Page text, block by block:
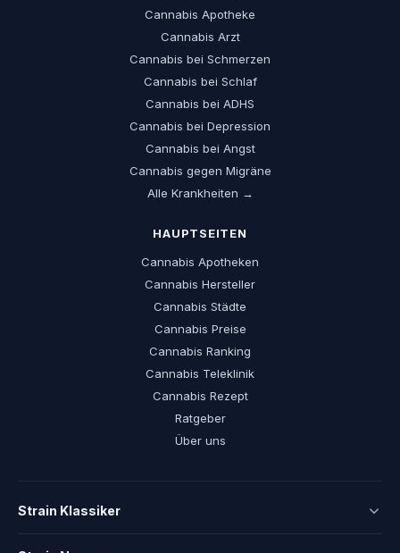
Cannabis Apotheke
Cannabis Arzt
Cannabis bei Schmerzen
Cannabis bei Schlaf
Cannabis bei ADHS
Cannabis bei Depression
Cannabis bei Angst
Cannabis gegen Migräne
Alle Krankheiten →
HAUPTSEITEN
Cannabis Apotheken
Cannabis Hersteller
Cannabis Städte
Cannabis Preise
Cannabis Ranking
Cannabis Teleklinik
Cannabis Rezept
Ratgeber
Über uns
Strain Klassiker